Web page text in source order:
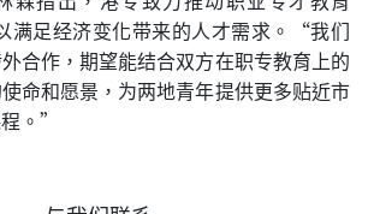
满足经济变化带来的人才需求。“我们
合作，期望能结合双方在职专教育上的
命和愿景，为两地青年提供更多贴近市
。”